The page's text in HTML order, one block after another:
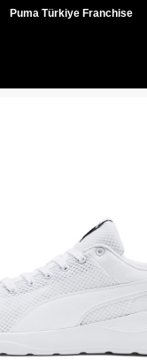
Puma Türkiye Franchise